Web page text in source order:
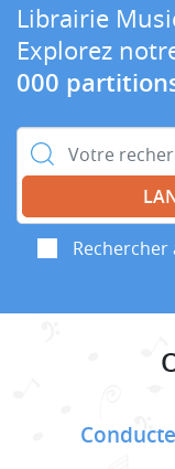
Librairie
Explorez
000
Rechercher :